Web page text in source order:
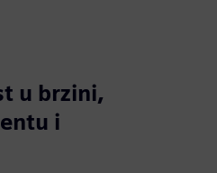
u brzini,
i